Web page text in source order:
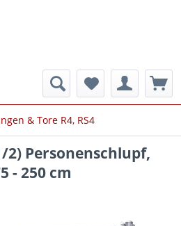
& Tore R4, RS4
2) Personenschlupf,
- 250 cm